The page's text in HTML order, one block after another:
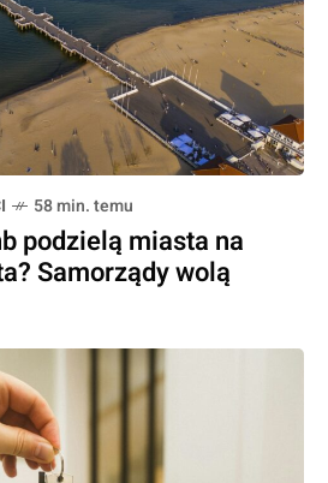
58 min. temu
podzielą miasta na
Samorządy wolą